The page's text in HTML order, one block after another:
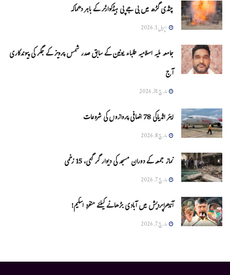
چنڈی گڑھ میں بی جے پی ہیڈکوارٹر کے باہر دھماکہ
اپریل 1, 2026
جامعہ ملیہ اسلامیہ طلباء یونین کے سابق صدر شمس پرویز کے جگر کی پیوندکاری
آج
مارچ 31, 2026
ایئر انڈیاکی 78 اضافی پروازوں کی شروعات
مارچ 8, 2026
نماز جمعہ کے دوران مسجد کی دیوار گر گئی، 15 زخمی
مارچ 7, 2026
آندھراپردیش میں آبادی بڑھانے کیلئے منفرد اسکیم!
مارچ 7, 2026